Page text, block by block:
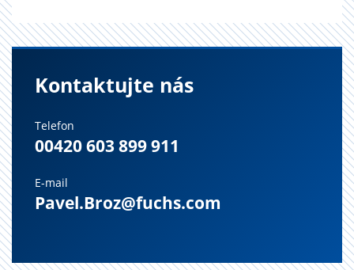
Kontaktujte nás
Telefon
00420 603 899 911
E-mail
Pavel.Broz@fuchs.com